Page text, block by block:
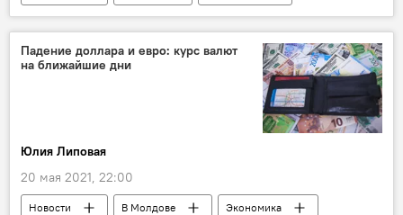
Россия
Падение доллара и евро: курс валют
на ближайшие дни
Юлия Липовая
20 мая 2021, 22:00
Новости В Молдове Экономика